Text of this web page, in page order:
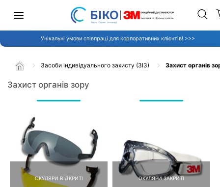
Унікальні умови співпраці для корпоративних клієнтів! >>>
Засоби індивідуального захисту (ЗІЗ) Захист органів
Захист органів зору
ОКУЛЯРИ ВІДКРИТІ ОКУЛЯРИ ЗАКРИТІ